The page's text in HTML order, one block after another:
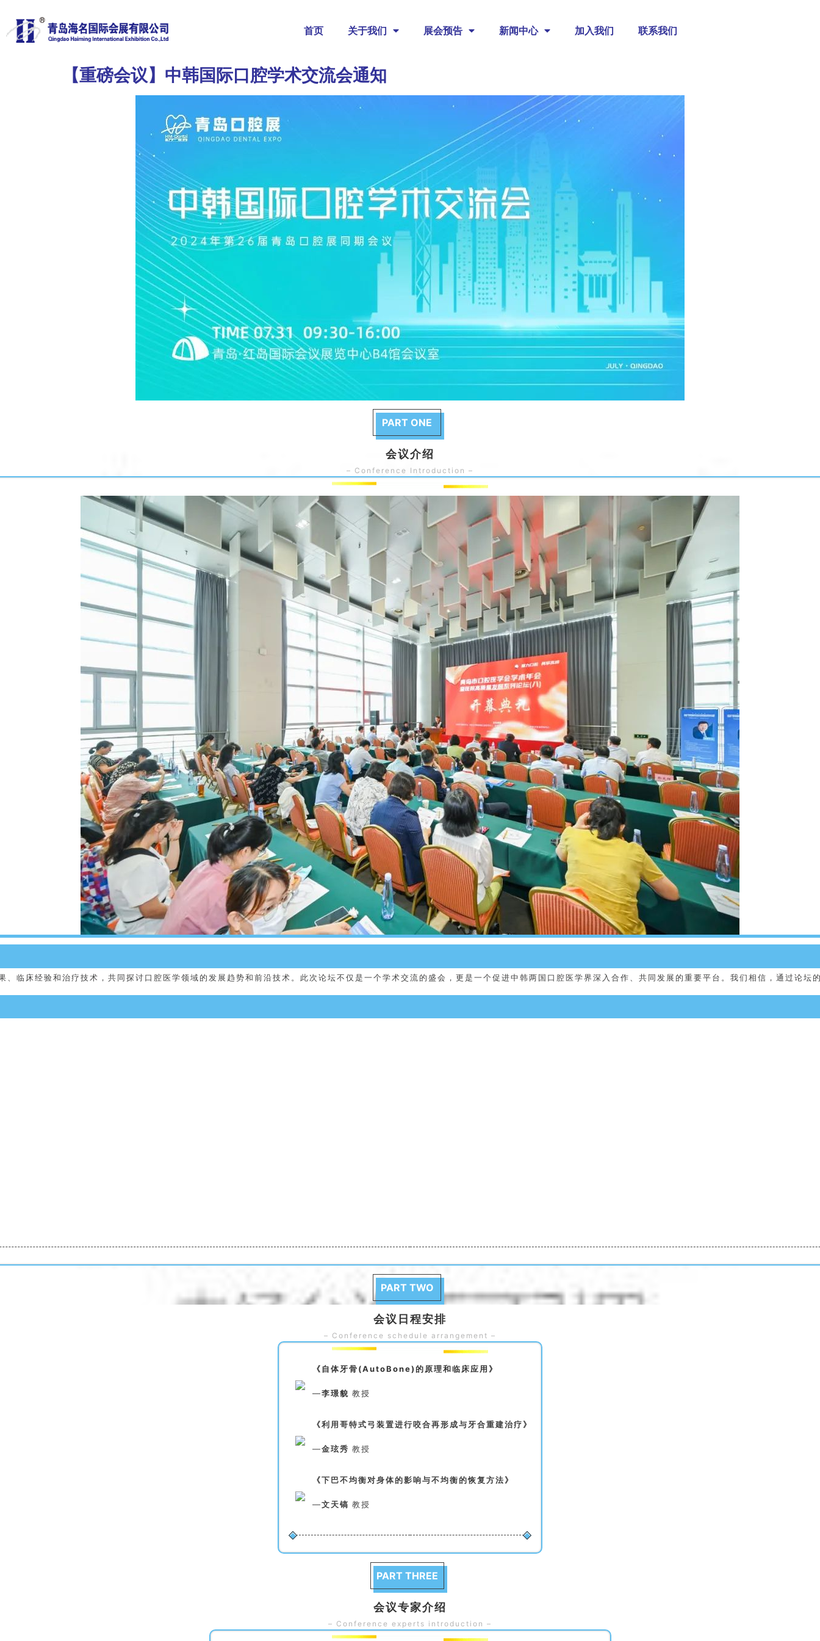
首页 关于我们 展会预告 新闻中心 加入我们 联系我们
【重磅会议】中韩国际口腔学术交流会通知
PART ONE
会议介绍
– Conference Introduction –
验和治疗技术，共同探讨口腔医学领域的发展趋势和前沿技术。此次论坛不仅是一个学术交流的盛会，更是一个促进中韩两国口腔医学界深入合作、共同发展的重要平台。我们相信，通过
PART TWO
会议日程安排
– Conference schedule arrangement –
《自体牙骨(AutoBone)的原理和临床应用》
—李璟貌 教授
《利用哥特式弓装置进行咬合再形成与牙合重建治疗》
—金玹秀 教授
《下巴不均衡对身体的影响与不均衡的恢复方法》
—文天镐 教授
PART THREE
会议专家介绍
– Conference experts introduction –